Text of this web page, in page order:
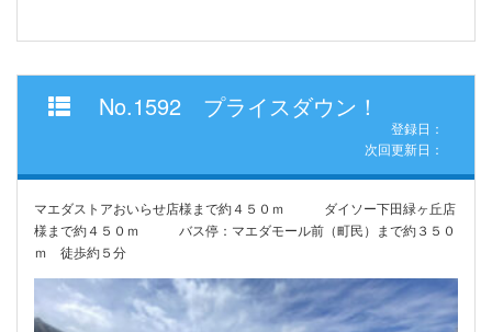
No.1592 プライスダウン！
登録日：
次回更新日：
マエダストアおいらせ店様まで約４５０ｍ ダイソー下田緑ヶ丘店
様まで約４５０ｍ バス停：マエダモール前（町民）まで約３５０
ｍ 徒歩約５分